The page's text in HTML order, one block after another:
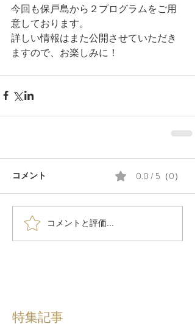
今回も保戸島から２プログラムをご用
意しております。
詳しい情報はまた公開させていただき
ますので、お楽しみに！
コメント 0.0 / 5（0）
コメントと評価...
特集記事